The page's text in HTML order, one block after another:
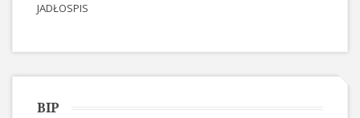
JADŁOSPIS
BIP